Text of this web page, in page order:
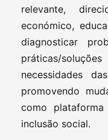
relevante,
económico,
diagnosticar
práticas/
necessidades
promovendo
como
inclusão social.